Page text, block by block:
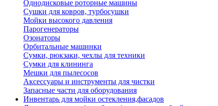
Однодисковые роторные машины
Сушки для ковров, турбосушки
Мойки высокого давления
Парогенераторы
Озонаторы
Орбитальные машинки
Сумки, рюкзаки, чехлы для техники
Сумки для клининга
Мешки для пылесосов
Аксессуары и инструменты для чистки
Запасные части для оборудования
Инвентарь для мойки остекления,фасадов